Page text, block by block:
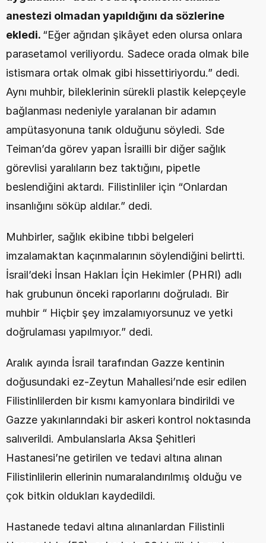
anestezi olmadan yapıldığını da sözlerine
ekledi. “Eğer ağrıdan şikâyet eden olursa onlara
parasetamol veriliyordu. Sadece orada olmak bile
istismara ortak olmak gibi hissettiriyordu.” dedi.
Aynı muhbir, bileklerinin sürekli plastik kelepçeyle
bağlanması nedeniyle yaralanan bir adamın
ampütasyonuna tanık olduğunu söyledi. Sde
Teiman’da görev yapan İsrailli bir diğer sağlık
görevlisi yaralıların bez taktığını, pipetle
beslendiğini aktardı. Filistinliler için “Onlardan
insanlığını söküp aldılar.” dedi.
Muhbirler, sağlık ekibine tıbbi belgeleri
imzalamaktan kaçınmalarının söylendiğini belirtti.
İsrail’deki İnsan Hakları İçin Hekimler (PHRI) adlı
hak grubunun önceki raporlarını doğruladı. Bir
muhbir “ Hiçbir şey imzalamıyorsunuz ve yetki
doğrulaması yapılmıyor.” dedi.
Aralık ayında İsrail tarafından Gazze kentinin
doğusundaki ez-Zeytun Mahallesi’nde esir edilen
Filistinlilerden bir kısmı kamyonlara bindirildi ve
Gazze yakınlarındaki bir askeri kontrol noktasında
salıverildi. Ambulanslarla Aksa Şehitleri
Hastanesi’ne getirilen ve tedavi altına alınan
Filistinlilerin ellerinin numaralandırılmış olduğu ve
çok bitkin oldukları kaydedildi.
Hastanede tedavi altına alınanlardan Filistinli